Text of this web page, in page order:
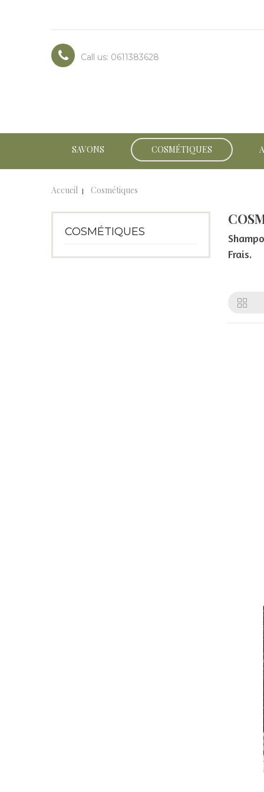
Call us: 0611383628
SAVONS COSMÉTIQUES
Accueil Cosmétiques
COSMÉTIQUES
Frais.